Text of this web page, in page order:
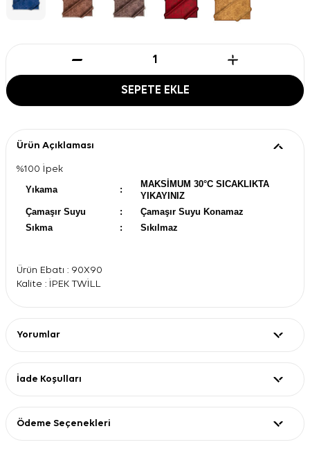
SEPETE EKLE
Ürün Açıklaması
%100 İpek
Yıkama
:
MAKSİMUM 30°C SICAKLIKTA
YIKAYINIZ
Çamaşır Suyu
:
Çamaşır Suyu Konamaz
Sıkma
: Sıkılmaz
Ürün Ebatı : 90X90
Kalite : İPEK TWİLL
Yorumlar
İade Koşulları
Ödeme Seçenekleri